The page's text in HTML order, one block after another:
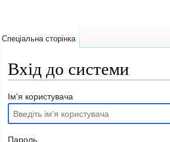
Вхід до системи
Ім'я користувача
Пароль
Спеціальна сторінка